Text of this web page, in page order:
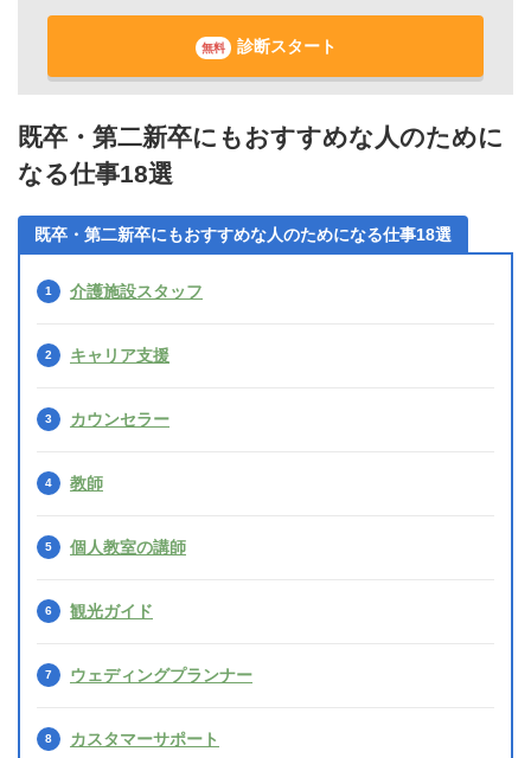
無料 診断スタート
既卒・第二新卒にもおすすめな人のために
なる仕事18選
既卒・第二新卒にもおすすめな人のためになる仕事18選
介護施設スタッフ
キャリア支援
カウンセラー
教師
個人教室の講師
観光ガイド
ウェディングプランナー
カスタマーサポート